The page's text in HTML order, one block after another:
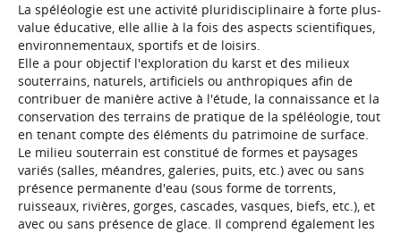
La spéléologie est une activité pluridisciplinaire à forte plus-
value éducative, elle allie à la fois des aspects scientifiques,
environnementaux, sportifs et de loisirs.
Elle a pour objectif l'exploration du karst et des milieux
souterrains, naturels, artificiels ou anthropiques afin de
contribuer de manière active à l'étude, la connaissance et la
conservation des terrains de pratique de la spéléologie, tout
en tenant compte des éléments du patrimoine de surface.
Le milieu souterrain est constitué de formes et paysages
variés (salles, méandres, galeries, puits, etc.) avec ou sans
présence permanente d'eau (sous forme de torrents,
ruisseaux, rivières, gorges, cascades, vasques, biefs, etc.), et
avec ou sans présence de glace. Il comprend également les